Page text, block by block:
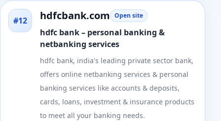
#12 hdfcbank.com Open site
hdfc bank – personal banking &
netbanking services
hdfc bank, india's leading private sector bank,
offers online netbanking services & personal
banking services like accounts & deposits,
cards, loans, investment & insurance products
to meet all your banking needs.